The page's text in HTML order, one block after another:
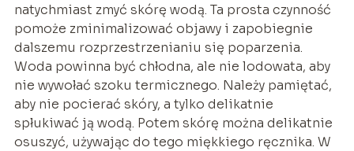
natychmiast zmyć skórę wodą. Ta prosta czynność
pomoże zminimalizować objawy i zapobiegnie
dalszemu rozprzestrzenianiu się poparzenia.
Woda powinna być chłodna, ale nie lodowata, aby
nie wywołać szoku termicznego. Należy pamiętać,
aby nie pocierać skóry, a tylko delikatnie
spłukiwać ją wodą. Potem skórę można delikatnie
osuszyć, używając do tego miękkiego ręcznika. W